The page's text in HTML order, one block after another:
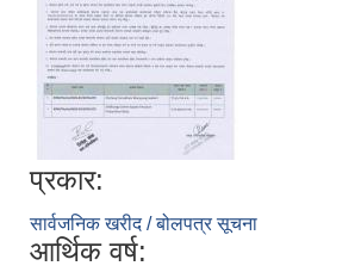
प्रकार:
सार्वजनिक खरीद / बोलपत्र सूचना
आर्थिक वर्ष: